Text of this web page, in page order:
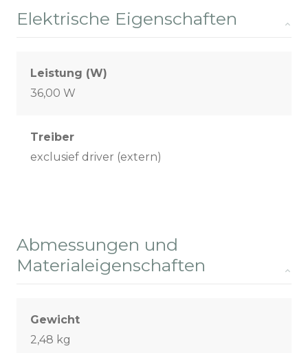
Elektrische Eigenschaften
Leistung (W)
36,00 W
Treiber
exclusief driver (extern)
Abmessungen und
Materialeigenschaften
Gewicht
2,48 kg